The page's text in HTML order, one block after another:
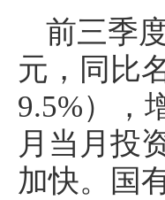
前三季
元，同比
9.5%），
月当月投
加快。国